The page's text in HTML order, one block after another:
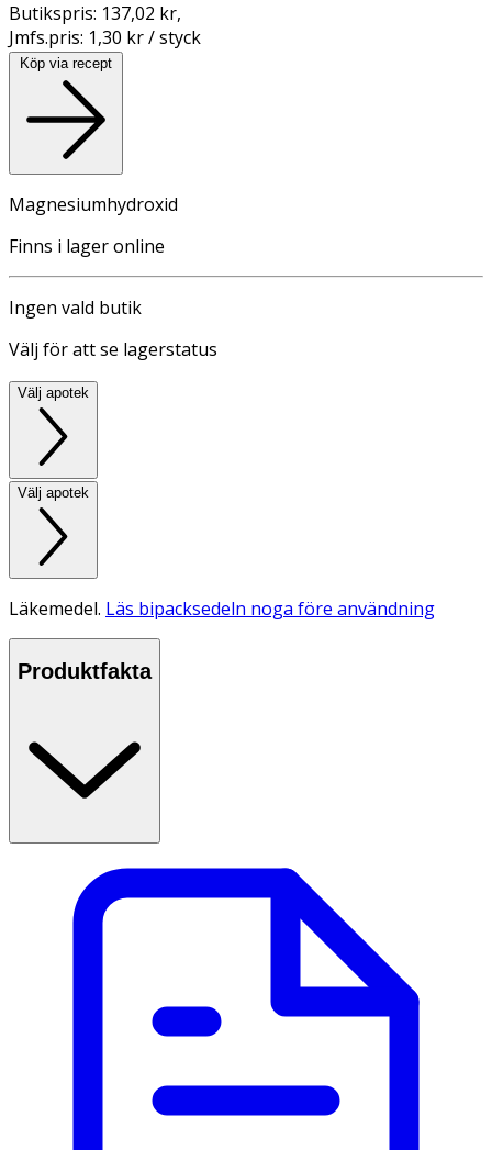
Butikspris: 137,02 kr,
Jmfs.pris: 1,30 kr / styck
Köp via recept
Magnesiumhydroxid
Finns i lager online
Ingen vald butik
Välj för att se lagerstatus
Välj apotek
Välj apotek
Läkemedel. Läs bipacksedeln noga före användning
Produktfakta